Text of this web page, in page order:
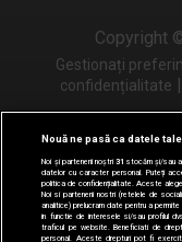
Copyright
Gestionați
confidențialitate |
Nouă ne pasă ca datele
Noi și partenerii noștri31 stocăm și/sau
datelor cu caracter personal. Puteți
politica de confidențialitate. Aceste
Noi si partenerii nostri (retelele de
analitice) prelucram date pentru a
in functie de interesele si/sau profilul
traficul pe website. Beneficiati de
personal. Aceste drepturi pot fi